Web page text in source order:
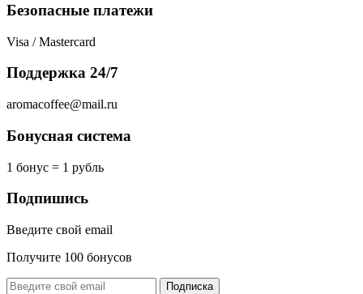
Безопасные платежи
Visa / Mastercard
Поддержка 24/7
aromacoffee@mail.ru
Бонусная система
1 бонус = 1 рубль
Подпишись
Введите свой email
Получите 100 бонусов
Подписка